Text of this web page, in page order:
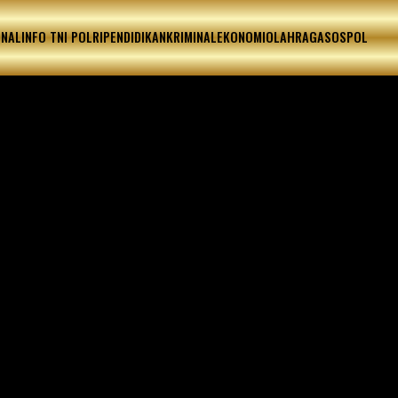
INFO TNI POLRIPENDIDIKANKRIMINALEKONOMIOLAHRAGASOSPOL